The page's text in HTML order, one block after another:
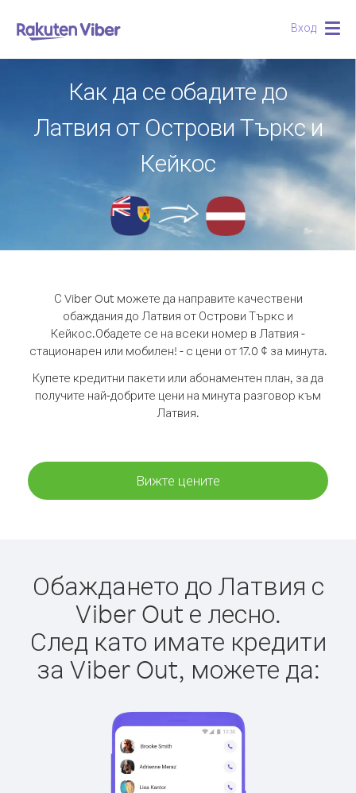
Вход
Как да се обадите до
Латвия от Острови Търкс и
Кейкос
С Viber Out можете да направите качествени
обаждания до Латвия от Острови Търкс и
Кейкос.Обадете се на всеки номер в Латвия -
стационарен или мобилен! - с цени от 17.0 ¢ за минута.
Купете кредитни пакети или абонаментен план, за да
получите най-добрите цени на минута разговор към
Латвия.
Вижте цените
Обаждането до Латвия с
Viber Out е лесно.
След като имате кредити
за Viber Out, можете да: